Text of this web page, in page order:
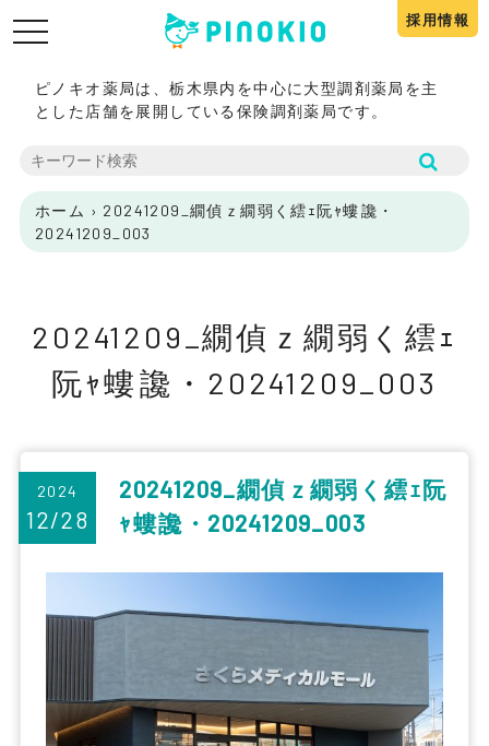
toggle
採用情報
ピノキオ薬局は、栃木県内を中心に大型調剤薬局を主
とした店舗を展開している保険調剤薬局です。
ホーム › 20241209_繝偵ｚ繝弱く繧ｪ阮ｬ螻讒・
20241209_003
20241209_繝偵ｚ繝弱く繧ｪ
阮ｬ螻讒・20241209_003
2024
12/28
20241209_繝偵ｚ繝弱く繧ｪ阮
ｬ螻讒・20241209_003